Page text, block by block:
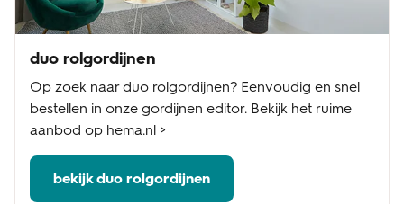
duo rolgordijnen
Op zoek naar duo rolgordijnen? Eenvoudig en snel
bestellen in onze gordijnen editor. Bekijk het ruime
aanbod op hema.nl >
bekijk duo rolgordijnen